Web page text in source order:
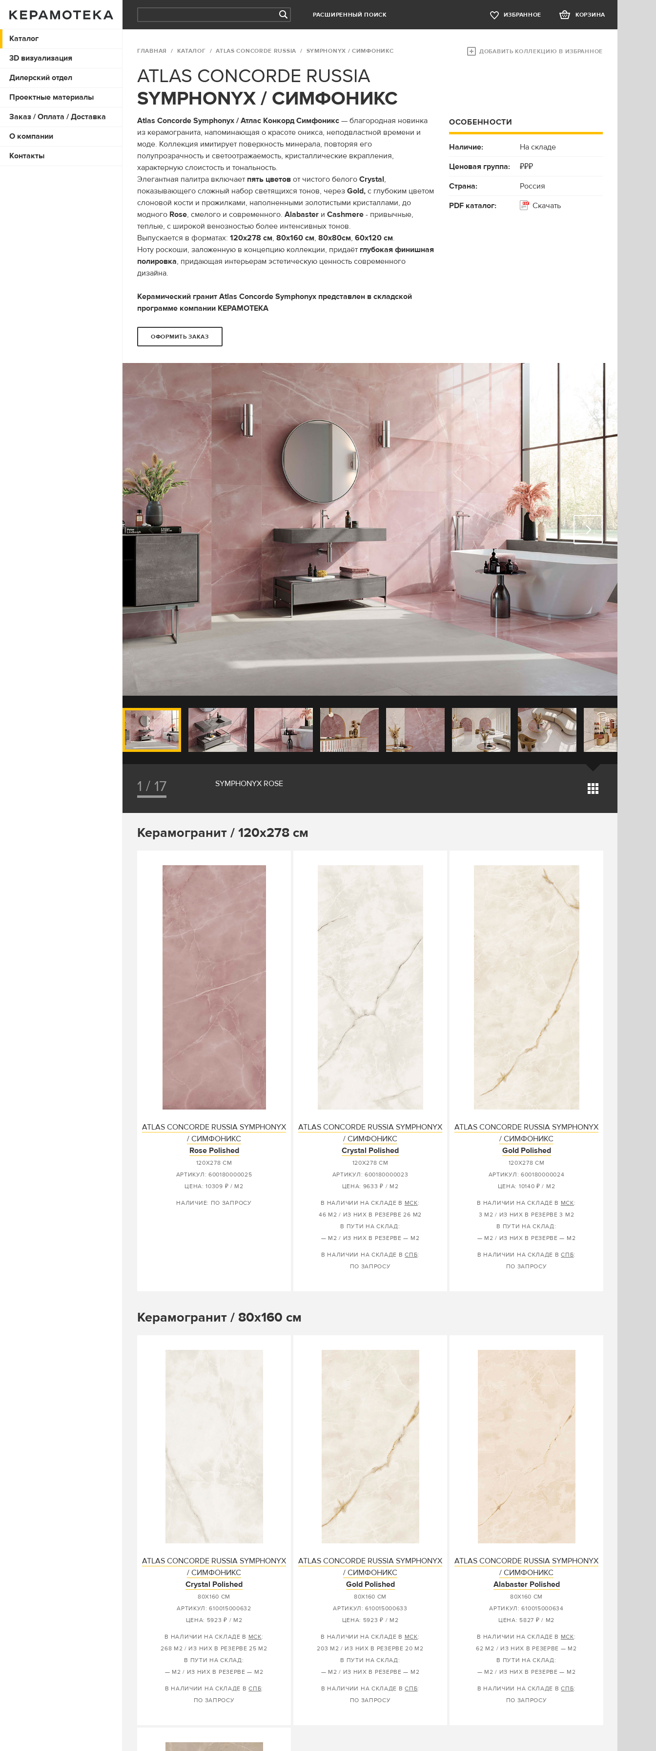
РАСШИРЕННЫЙ ПОИСК ИЗБРАННОЕ КОРЗИНА
Каталог
3D визуализация
Дилерский отдел
Проектные материалы
Заказ / Оплата / Доставка
О компании
Контакты
ГЛАВНАЯ КАТАЛОГ ATLAS CONCORDE RUSSIA SYMPHONYX / СИМФОНИКС ДОБАВИТЬ КОЛЛЕКЦИЮ В ИЗБРАННОЕ
ATLAS CONCORDE RUSSIA
SYMPHONYX / СИМФОНИКС
ОСОБЕННОСТИ
Наличие:
На складе
Ценовая группа:
₽₽₽
Страна:
Россия
PDF каталог:
Скачать
Atlas Concorde Symphonyx / Атлас Конкорд Симфоникс — благородная новинка
из керамогранита, напоминающая о красоте оникса, неподвластной времени и
моде. Коллекция имитирует поверхность минерала, повторяя его
полупрозрачность и светоотражаемость, кристаллические вкрапления,
характерную слоистость и тональность.
Элегантная палитра включает пять цветов от чистого белого Crystal,
показывающего сложный набор светящихся тонов, через Gold, с глубоким цветом
слоновой кости и прожилками, наполненными золотистыми кристаллами, до
модного Rose, смелого и современного. Alabaster и Cashmere - привычные,
теплые, с широкой венозностью более интенсивных тонов.
Выпускается в форматах: 120х278 см, 80х160 см, 80х80см, 60х120 см.
Ноту роскоши, заложенную в концепцию коллекции, придаёт глубокая финишная
полировка, придающая интерьерам эстетическую ценность современного
дизайна.
Керамический гранит Atlas Concorde Symphonyx представлен в складской
программе компании КЕРАМОТЕКА
ОФОРМИТЬ ЗАКАЗ
1 / 17 SYMPHONYX ROSE
Керамогранит / 120х278 см
ATLAS CONCORDE RUSSIA SYMPHONYX
/ СИМФОНИКС
Rose Polished
120X278 СМ
АРТИКУЛ: 600180000025
ЦЕНА: 10309 ₽ / М2
НАЛИЧИЕ: ПО ЗАПРОСУ
ATLAS CONCORDE RUSSIA SYMPHONYX
/ СИМФОНИКС
Crystal Polished
120X278 СМ
АРТИКУЛ: 600180000023
ЦЕНА: 9633 ₽ / М2
В НАЛИЧИИ НА СКЛАДЕ В МСК:
46 М2 / ИЗ НИХ В РЕЗЕРВЕ 26 М2
В ПУТИ НА СКЛАД:
— М2 / ИЗ НИХ В РЕЗЕРВЕ — М2
В НАЛИЧИИ НА СКЛАДЕ ВСПБ:
ПО ЗАПРОСУ
ATLAS CONCORDE RUSSIA SYMPHONYX
/ СИМФОНИКС
Gold Polished
120X278 СМ
АРТИКУЛ: 600180000024
ЦЕНА: 10140 ₽ / М2
В НАЛИЧИИ НА СКЛАДЕ В МСК:
3 М2 / ИЗ НИХ В РЕЗЕРВЕ 3 М2
В ПУТИ НА СКЛАД:
— М2 / ИЗ НИХ В РЕЗЕРВЕ — М2
В НАЛИЧИИ НА СКЛАДЕ ВСПБ:
ПО ЗАПРОСУ
Керамогранит / 80х160 см
ATLAS CONCORDE RUSSIA SYMPHONYX
/ СИМФОНИКС
Crystal Polished
80X160 СМ
АРТИКУЛ: 610015000632
ЦЕНА: 5923 ₽ / М2
В НАЛИЧИИ НА СКЛАДЕ В МСК:
268 М2 / ИЗ НИХ В РЕЗЕРВЕ 25 М2
В ПУТИ НА СКЛАД:
— М2 / ИЗ НИХ В РЕЗЕРВЕ — М2
В НАЛИЧИИ НА СКЛАДЕ ВСПБ:
ПО ЗАПРОСУ
ATLAS CONCORDE RUSSIA SYMPHONYX
/ СИМФОНИКС
Gold Polished
80X160 СМ
АРТИКУЛ: 610015000633
ЦЕНА: 5923 ₽ / М2
В НАЛИЧИИ НА СКЛАДЕ В МСК:
203 М2 / ИЗ НИХ В РЕЗЕРВЕ 20 М2
В ПУТИ НА СКЛАД:
— М2 / ИЗ НИХ В РЕЗЕРВЕ — М2
В НАЛИЧИИ НА СКЛАДЕ ВСПБ:
ПО ЗАПРОСУ
ATLAS CONCORDE RUSSIA SYMPHONYX
/ СИМФОНИКС
Alabaster Polished
80X160 СМ
АРТИКУЛ: 610015000634
ЦЕНА: 5827 ₽ / М2
В НАЛИЧИИ НА СКЛАДЕ В МСК:
62 М2 / ИЗ НИХ В РЕЗЕРВЕ — М2
В ПУТИ НА СКЛАД:
— М2 / ИЗ НИХ В РЕЗЕРВЕ — М2
В НАЛИЧИИ НА СКЛАДЕ ВСПБ:
ПО ЗАПРОСУ